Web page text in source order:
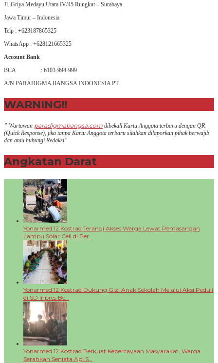
Jl. Griya Medayu Utara IV/45 Rungkut – Surabaya
Jawa Timur – Indonesia
Telp : +623187865325
WhatsApp : +628121665325
Account Bank
BCA : 6103-994-999
A/N PARADIGMA BANGSA INDONESIA PT
WARNING!!
” Wartawan paradigmabangsa.com dibekali Kartu Anggota terbaru dengan QR
(Quick Response), jika tanpa Kartu Anggota terbaru silahkan dilaporkan pihak berwajib
dan atau hubungi Redaksi”
Angkatan Darat
Yonarmed 12 Kostrad Terangi Akses Warga Lewat Pemasangan
Lampu Solar Cell di Per…
Yonarmed 12 Kostrad Dukung Gizi Anak Sekolah Melalui Aksi Peduli
di SD Inpres Be…
Yonarmed 12 Kostrad Perkuat Kepercayaan Masyarakat, Warga
Serahkan Senjata Api S…